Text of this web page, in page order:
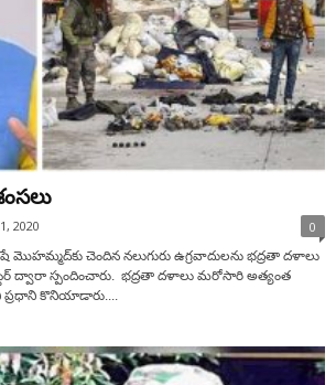
2020 0
మొహమ్మద్‌కు చెందిన నలుగురు ఉగ్రవాదులను భద్రతా దళాలు
ద్వారా స్పందించారు. భద్రతా దళాలు మరోసారి అత్యంత
ప్రధాని కొనియాడారు....